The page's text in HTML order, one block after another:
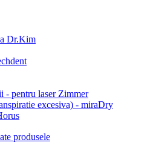
Dr.Kim
- pentru laser Zimmer
excesiva) - miraDry
produsele